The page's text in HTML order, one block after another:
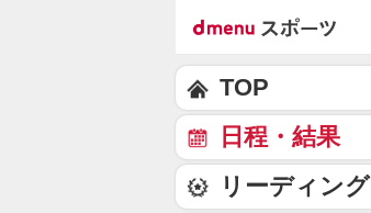
TOP
日程・結果
リーディング